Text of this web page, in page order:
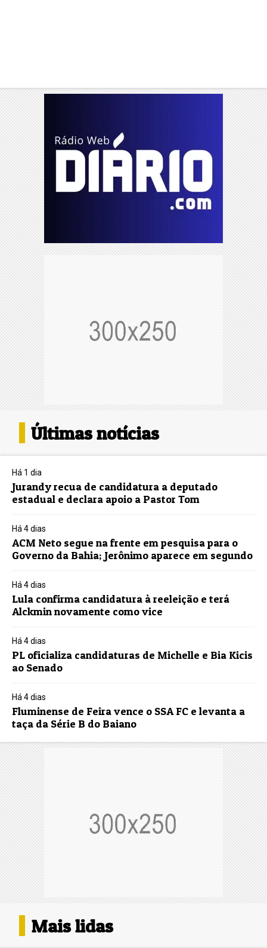
Últimas notícias
Há 1 dia
Jurandy recua de candidatura a deputado
estadual e declara apoio a Pastor Tom
Há 4 dias
ACM Neto segue na frente em pesquisa para o
Governo da Bahia; Jerônimo aparece em segundo
Há 4 dias
Lula confirma candidatura à reeleição e terá
Alckmin novamente como vice
Há 4 dias
PL oficializa candidaturas de Michelle e Bia Kicis
ao Senado
Há 4 dias
Fluminense de Feira vence o SSA FC e levanta a
taça da Série B do Baiano
Mais lidas